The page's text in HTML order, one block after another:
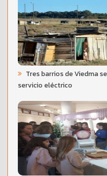
Tres barrios de Viedma
servicio eléctrico